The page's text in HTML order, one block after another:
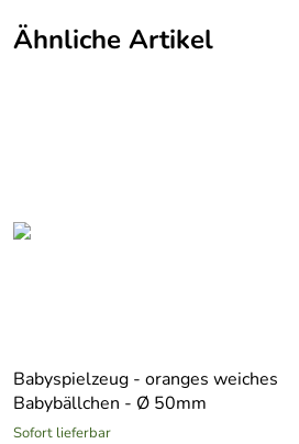
Motiv:
Warnhinweis:
Altersempfehlung:
Elektrogerät:
Ähnliche Artikel
Babyspielzeug - oranges weiches
Babybällchen - Ø 50mm
Sofort lieferbar